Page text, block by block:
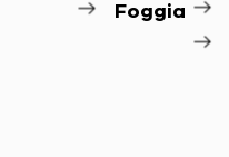
Foggia